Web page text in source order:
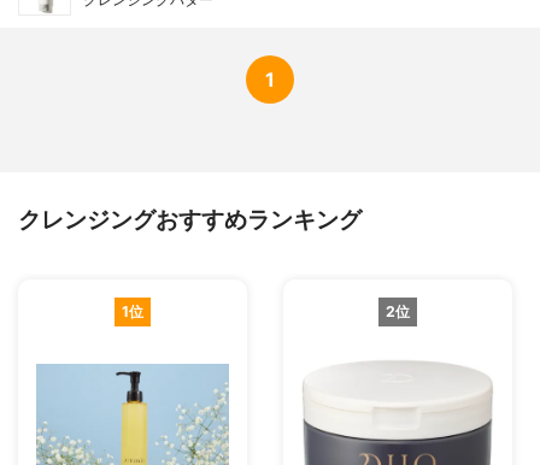
1
クレンジングおすすめランキング
1位 2位